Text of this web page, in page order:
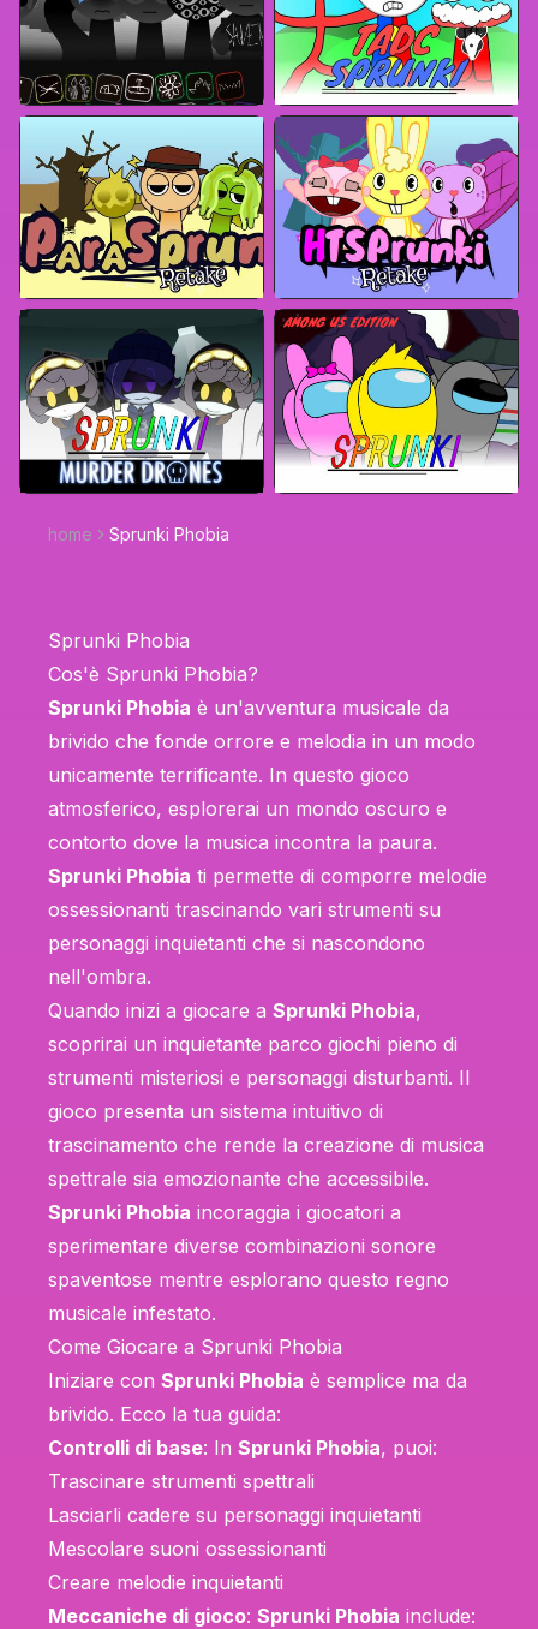
home Sprunki Phobia
Sprunki Phobia
Cos'è Sprunki Phobia?
Sprunki Phobia è un'avventura musicale da
brivido che fonde orrore e melodia in un modo
unicamente terrificante. In questo gioco
atmosferico, esplorerai un mondo oscuro e
contorto dove la musica incontra la paura.
Sprunki Phobia ti permette di comporre melodie
ossessionanti trascinando vari strumenti su
personaggi inquietanti che si nascondono
nell'ombra.
Quando inizi a giocare a Sprunki Phobia,
scoprirai un inquietante parco giochi pieno di
strumenti misteriosi e personaggi disturbanti. Il
gioco presenta un sistema intuitivo di
trascinamento che rende la creazione di musica
spettrale sia emozionante che accessibile.
Sprunki Phobia incoraggia i giocatori a
sperimentare diverse combinazioni sonore
spaventose mentre esplorano questo regno
musicale infestato.
Come Giocare a Sprunki Phobia
Iniziare con Sprunki Phobia è semplice ma da
brivido. Ecco la tua guida:
Controlli di base: In Sprunki Phobia, puoi:
Trascinare strumenti spettrali
Lasciarli cadere su personaggi inquietanti
Mescolare suoni ossessionanti
Creare melodie inquietanti
Meccaniche di gioco: Sprunki Phobia include: